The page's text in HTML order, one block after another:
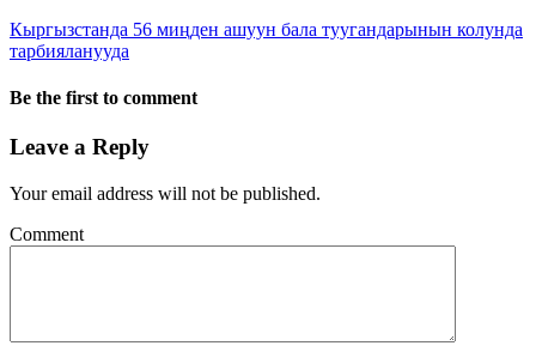
Кыргызстанда 56 миңден ашуун бала туугандарынын колунда
тарбияланууда
Be the first to comment
Leave a Reply
Your email address will not be published.
Comment